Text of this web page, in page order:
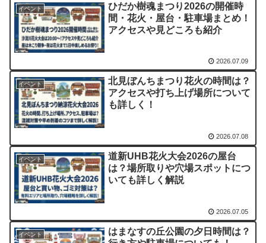
イベント
ひだか樹魂まつり2026の開催時
間・花火・屋台・駐車場まとめ！
アクセスや見どころも紹介
2026.07.09
イベント
北見ぼんちまつり花火の時間は？
アクセスや打ち上げ場所について
も詳しく！
2026.07.08
イベント
道新UHB花火大会2026の屋台
は？場所取りや穴場スポットにつ
いても詳しく解説
2026.07.05
イベント
はまなすの丘公園の夕日時間は？